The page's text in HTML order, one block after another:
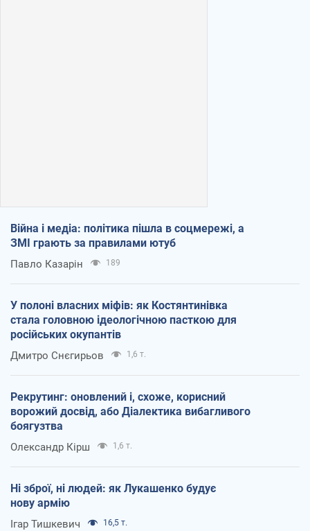
Війна і медіа: політика пішла в соцмережі, а
ЗМІ грають за правилами ютуб
Павло Казарін 189
У полоні власних міфів: як Костянтинівка
стала головною ідеологічною пасткою для
російських окупантів
Дмитро Снєгирьов 1,6 т.
Рекрутинг: оновлений і, схоже, корисний
ворожий досвід, або Діалектика вибагливого
боягузтва
Олександр Кірш 1,6 т.
Ні зброї, ні людей: як Лукашенко будує
нову армію
Ігар Тишкевич 16,5 т.